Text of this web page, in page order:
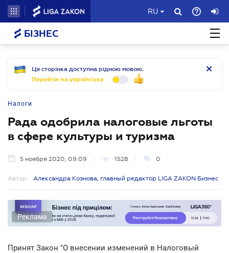
RU
БІЗНЕС
Ця сторінка доступна рідною мовою.
Перейти на українську
Налоги
Рада одобрила налоговые льготы
в сфере культуры и туризма
5 ноября 2020, 09:09 1528 0
Автор: Александра Кознова, главный редактор LIGA ZAKON Бизнес
Реклама
Принят Закон "О внесении изменений в Налоговый